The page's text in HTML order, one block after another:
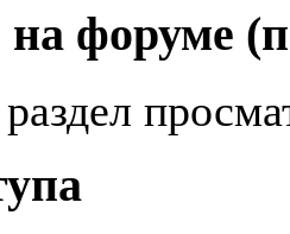
на форуме